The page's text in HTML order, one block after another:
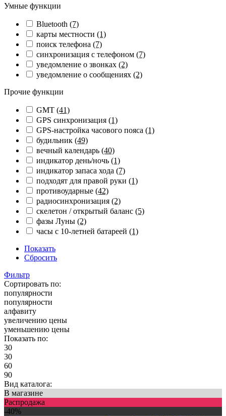
Умные функции
Bluetooth (7)
карты местности (1)
поиск телефона (7)
синхронизация с телефоном (7)
уведомление о звонках (2)
уведомление о сообщениях (2)
Прочие функции
GMT (41)
GPS синхронизация (1)
GPS-настройка часового пояса (1)
будильник (49)
вечный календарь (40)
индикатор день/ночь (1)
индикатор запаса хода (7)
подходят для правой руки (1)
противоударные (42)
радиосинхронизация (2)
скелетон / открытый баланс (5)
фазы Луны (2)
часы с 10-летней батареей (1)
Показать
Сбросить
Фильтр
Сортировать по:
популярности
популярности
алфавиту
увеличению цены
уменьшению цены
Показать по:
30
30
60
90
Вид каталога:
В магазине
Распродажа
-40%